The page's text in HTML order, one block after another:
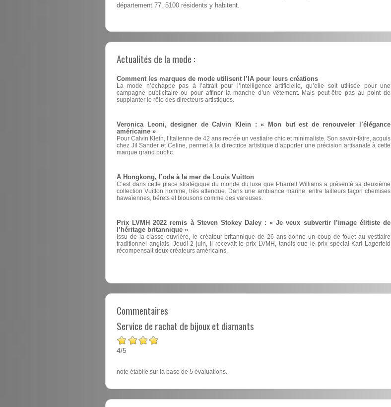
département 77. 5100 résidents y habitent.
Actualités de la mode :
Comment les marques de mode utilisent l’IA pour leurs créations
La mode n’échappe pas à l’attrait pour l’intelligence artificielle, qu’elle soit utilisée pour une
campagne publicitaire ou pour affiner la manche d’un vêtement. Mais peut-être pas au point de
supplanter le rôle des directeurs artistiques.
Veronica Leoni, designer de Calvin Klein : « Mon but est de renouveler l’élégance
américaine »
Pour Calvin Klein, l’Italienne de 42 ans recrée un vestiaire chic et minimaliste. Son savoir-faire, acquis
chez Jil Sander et Celine, permet à la directrice artistique d’apporter une précision artisanale à cette
marque grand public.
A Hongkong, l’ode à la mer de Louis Vuitton
C’est dans cette place stratégique du monde du luxe que Pharrell Williams a présenté sa deuxième
collection Vuitton homme, très attendue. Dans une ambiance marine, entre tailleurs façon chemises
hawaïennes, bérets et blousons comme des vareuses.
Prix LVMH 2022 remis à Steven Stokey Daley : « Je veux subvertir l’image élitiste de
l’héritage britannique »
Issu de la classe ouvrière, le créateur britannique de 26 ans donne un coup de fouet au vestiaire
traditionnel anglais. Jeudi 2 juin, il recevait le prix LVMH, tandis que le prix spécial Karl Lagerfeld
récompensait deux créateurs américains.
Commentaires
Service de rachat de bijoux et diamants
4/5
note établie sur la base de 5 évaluations.